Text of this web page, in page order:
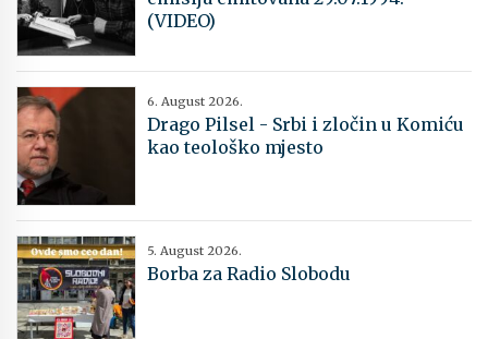
(VIDEO)
6. August 2026.
Drago Pilsel - Srbi i zločin u Komiću
kao teološko mjesto
5. August 2026.
Borba za Radio Slobodu